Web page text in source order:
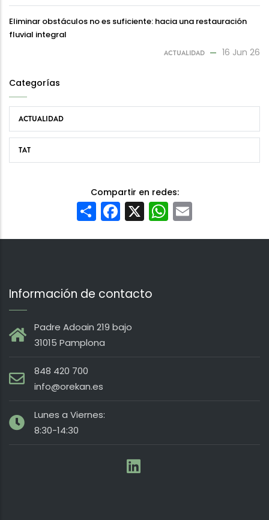
Eliminar obstáculos no es suficiente: hacia una restauración
fluvial integral
ACTUALIDAD 16 Jun 26
Categorías
ACTUALIDAD
TAT
Compartir en redes:
ShareFacebook
X WhatsApp
Información de contacto
Padre Adoain 219 bajo
31015 Pamplona
848 420 700
info@orekan.es
Lunes a Viernes:
8:30-14:30